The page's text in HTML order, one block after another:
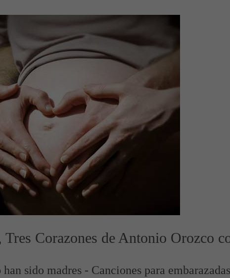
Corazones de Antonio Orozco
sido madres - Canciones para